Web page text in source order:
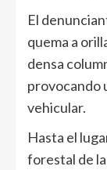
El
quema a
densa
provocando
vehicular.
Hasta el
forestal de